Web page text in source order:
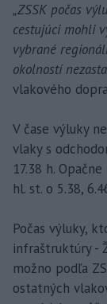
„ZSSK počas
cestujúci mohli
vybrané
okolností
vlakového
V čase výluky
vlaky s
17.38 h.
hl. st. o 5.38,
Počas výluky,
infraštruktúry -
možno podľa
ostatných